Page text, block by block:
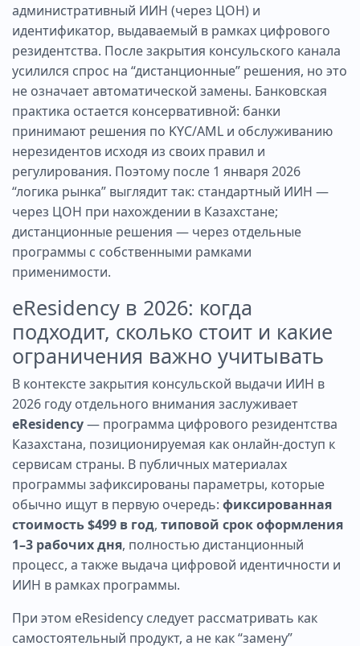
административный ИИН (через ЦОН) и
идентификатор, выдаваемый в рамках цифрового
резидентства. После закрытия консульского канала
усилился спрос на “дистанционные” решения, но это
не означает автоматической замены. Банковская
практика остается консервативной: банки
принимают решения по KYC/AML и обслуживанию
нерезидентов исходя из своих правил и
регулирования. Поэтому после 1 января 2026
“логика рынка” выглядит так: стандартный ИИН —
через ЦОН при нахождении в Казахстане;
дистанционные решения — через отдельные
программы с собственными рамками
применимости.
eResidency в 2026: когда
подходит, сколько стоит и какие
ограничения важно учитывать
В контексте закрытия консульской выдачи ИИН в
2026 году отдельного внимания заслуживает
eResidency— программа цифрового резидентства
Казахстана, позиционируемая как онлайн-доступ к
сервисам страны. В публичных материалах
программы зафиксированы параметры, которые
обычно ищут в первую очередь: фиксированная
стоимость $499 в год, типовой срок оформления
1–3 рабочих дня, полностью дистанционный
процесс, а также выдача цифровой идентичности и
ИИН в рамках программы.
При этом eResidency следует рассматривать как
самостоятельный продукт, а не как “замену”